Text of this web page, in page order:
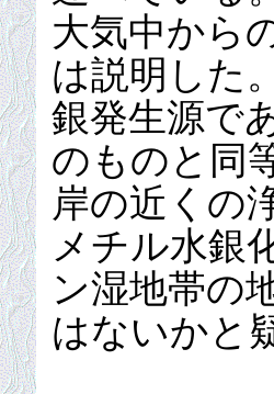
大気中から
は説明した
銀発生源で
のものと同
岸の近くの
メチル水銀
ン湿地帯の
はないかと